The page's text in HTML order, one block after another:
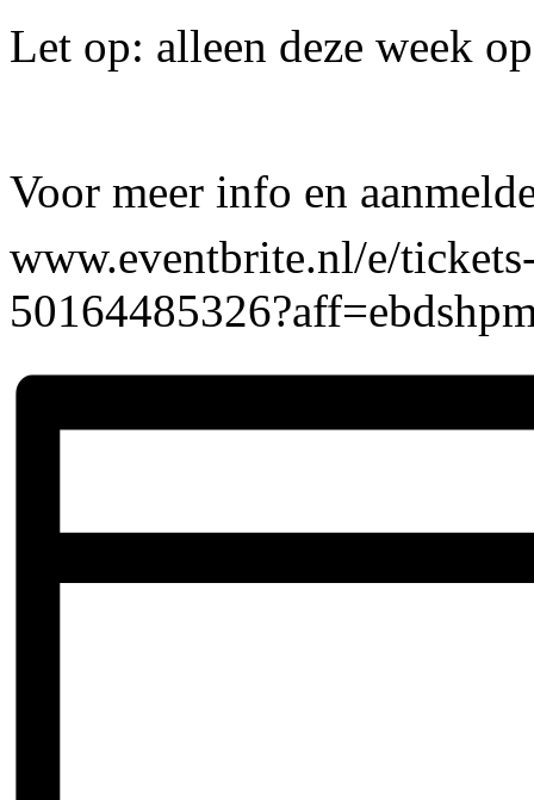
Let op: alleen deze week
Voor meer info en
www.eventbrite.nl/e/